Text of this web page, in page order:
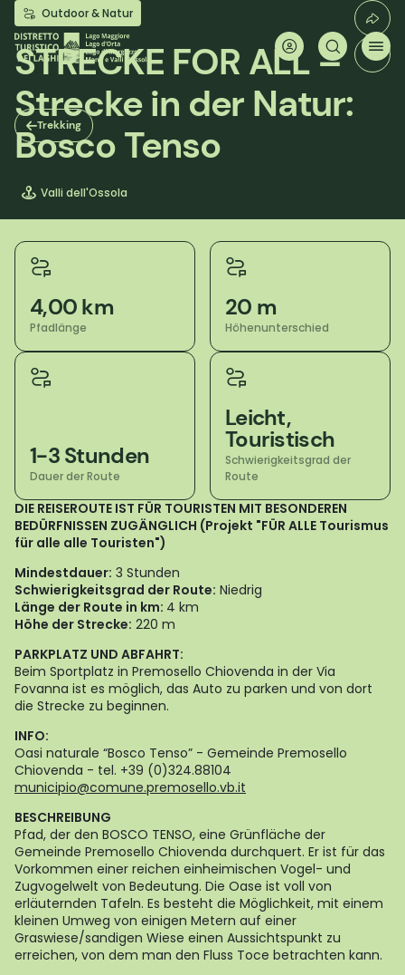
Direkt
zum
Inhalt
Trekking
Outdoor & Natur
STRECKE FOR ALL –
Strecke in der Natur:
Bosco Tenso
Valli dell'Ossola
4,00 km
Pfadlänge
20 m
Höhenunterschied
1-3 Stunden
Dauer der Route
Leicht,
Touristisch
Schwierigkeitsgrad der
Route
DIE REISEROUTE IST FÜR TOURISTEN MIT BESONDEREN
BEDÜRFNISSEN ZUGÄNGLICH (Projekt "FÜR ALLE Tourismus
für alle alle Touristen")
Mindestdauer: 3 Stunden
Schwierigkeitsgrad der Route: Niedrig
Länge der Route in km: 4 km
Höhe der Strecke: 220 m
PARKPLATZ UND ABFAHRT:
Beim Sportplatz in Premosello Chiovenda in der Via
Fovanna ist es möglich, das Auto zu parken und von dort
die Strecke zu beginnen.
INFO:
Oasi naturale “Bosco Tenso” - Gemeinde Premosello
Chiovenda - tel. +39 (0)324.88104
municipio@comune.premosello.vb.it
BESCHREIBUNG
Pfad, der den BOSCO TENSO, eine Grünfläche der
Gemeinde Premosello Chiovenda durchquert. Er ist für das
Vorkommen einer reichen einheimischen Vogel- und
Zugvogelwelt von Bedeutung. Die Oase ist voll von
erläuternden Tafeln. Es besteht die Möglichkeit, mit einem
kleinen Umweg von einigen Metern auf einer
Graswiese/sandigen Wiese einen Aussichtspunkt zu
erreichen, von dem man den Fluss Toce betrachten kann.